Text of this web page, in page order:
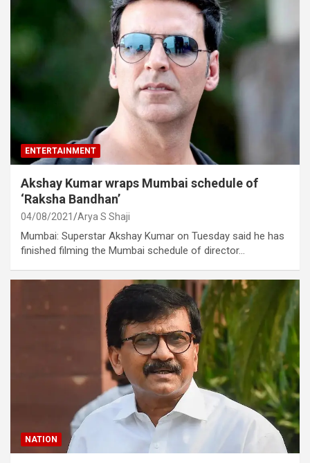
ENTERTAINMENT
Akshay Kumar wraps Mumbai schedule of
‘Raksha Bandhan’
04/08/2021 Arya S Shaji
Mumbai: Superstar Akshay Kumar on Tuesday said he has
finished filming the Mumbai schedule of director…
NATION